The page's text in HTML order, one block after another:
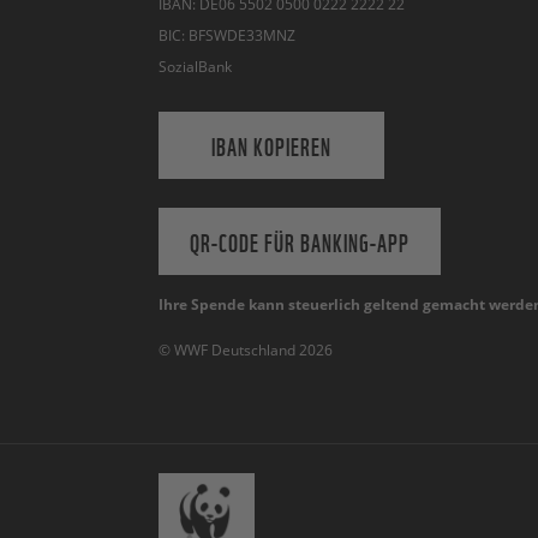
IBAN: DE06 5502 0500 0222 2222 22
BIC: BFSWDE33MNZ
SozialBank
IBAN KOPIEREN
QR-CODE FÜR BANKING-APP
Ihre Spende kann steuerlich geltend gemacht
© WWF Deutschland 2026